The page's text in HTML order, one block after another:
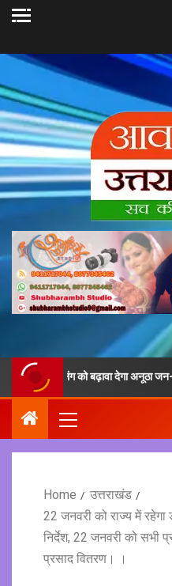
को बढ़ावा देगा अनूठा जन-जागरूकता
Home
उत्तराखंड
22 जनवरी को राज्य में रहेगा
निर्देश, 22 जनवरी को सभी
प्रसाद वितरण। ।